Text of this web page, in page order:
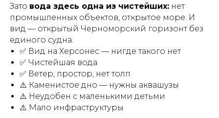
Зато вода здесь одна из чистейших: нет
промышленных объектов, открытое море. И
вид — открытый Черноморский горизонт без
единого судна.
✅ Вид на Херсонес — нигде такого нет
✅ Чистейшая вода
✅ Ветер, простор, нет толп
⚠️ Каменистое дно — нужны аквашузы
⚠️ Неудобен с маленькими детьми
⚠️ Мало инфраструктуры